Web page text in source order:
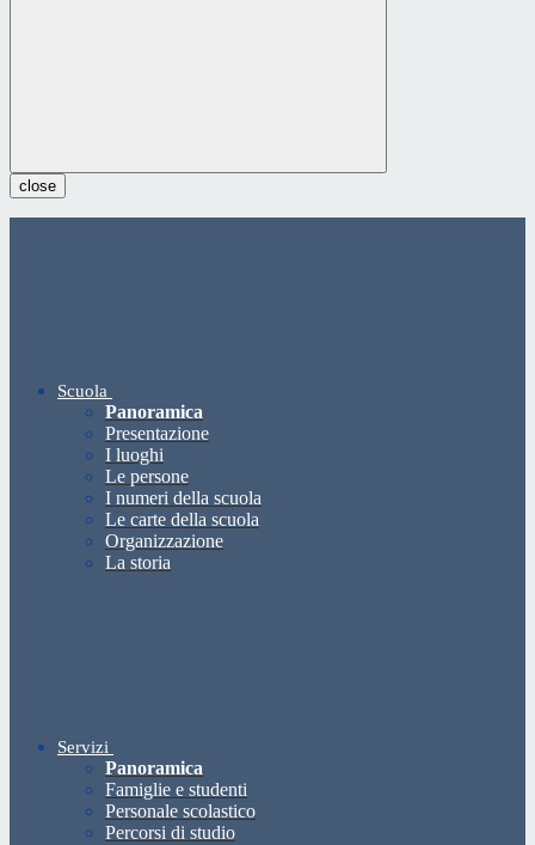
close
Scuola
Panoramica
Presentazione
I luoghi
Le persone
I numeri della scuola
Le carte della scuola
Organizzazione
La storia
Servizi
Panoramica
Famiglie e studenti
Personale scolastico
Percorsi di studio